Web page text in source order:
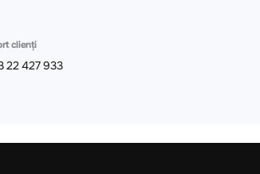
clienți
22 427 933